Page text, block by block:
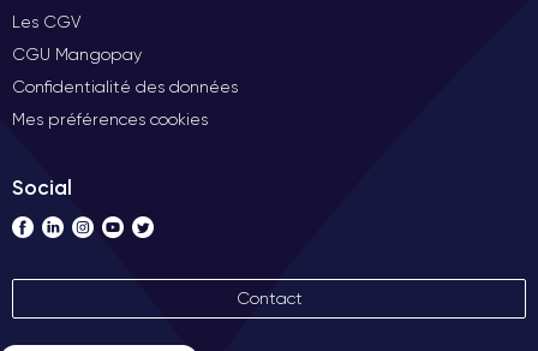
Les CGV
CGU Mangopay
Confidentialité des données
Mes préférences cookies
Social
Contact